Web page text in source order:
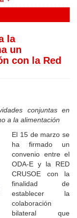
la
un
con la Red
conjuntas en
a la alimentación
El 15 de marzo se
ha firmado un
convenio entre el
ODA-E y la RED
CRUSOE con la
finalidad de
establecer la
colaboración
bilateral que